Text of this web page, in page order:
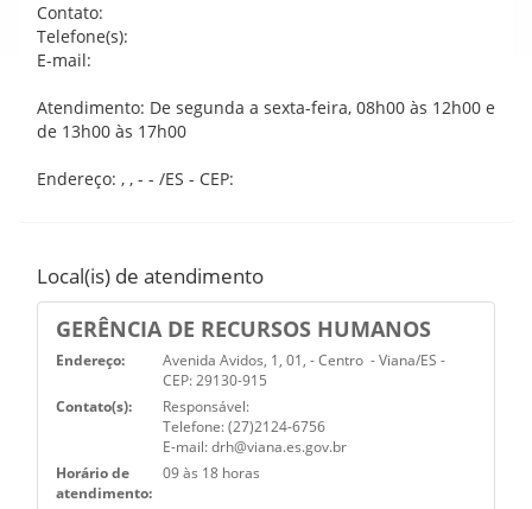
Contato:
Telefone(s):
E-mail:
Atendimento: De segunda a sexta-feira, 08h00 às 12h00 e
de 13h00 às 17h00
Endereço: , , - - /ES - CEP:
Local(is) de atendimento
GERÊNCIA DE RECURSOS HUMANOS
Endereço:
Avenida Avidos, 1, 01, - Centro - Viana/ES -
CEP: 29130-915
Contato(s):
Responsável:
Telefone: (27)2124-6756
E-mail: drh@viana.es.gov.br
Horário de
atendimento:
09 às 18 horas